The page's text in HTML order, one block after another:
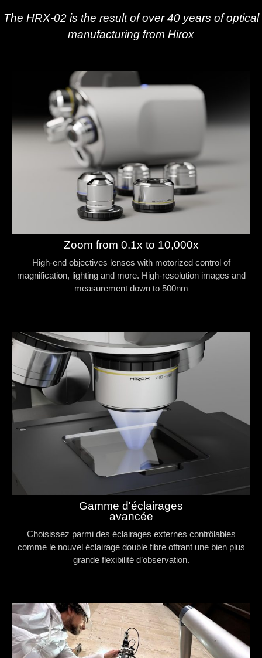
The HRX-02 is the result of over 40 years of optical
manufacturing from Hirox
Zoom from 0.1x to 10,000x
High-end objectives lenses with motorized control of
magnification, lighting and more. High-resolution images and
measurement down to 500nm
Gamme d'éclairages
avancée
Choisissez parmi des éclairages externes contrôlables
comme le nouvel éclairage double fibre offrant une bien plus
grande flexibilité d’observation.